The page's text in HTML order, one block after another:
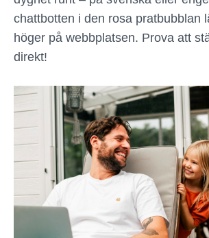
chattbotten i den rosa pratbubblan
höger på webbplatsen. Prova att
direkt!